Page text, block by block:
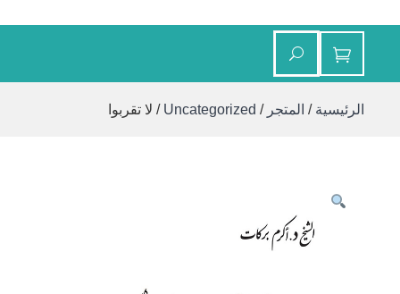
الرئيسية / المتجر /
Uncategorized / لا تقربوا